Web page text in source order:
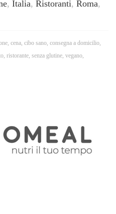
, Italia, Ristoranti, Roma,
cena cibo sano consegna a domicilio
ristorante senza glutine vegano